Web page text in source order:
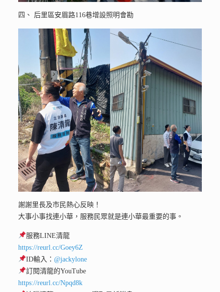
四、 后里區安眉路116巷增設照明會勘
謝謝里長及市民熱心反映！
大事小事找連小華，服務民眾就是連小華最重要的事。
服務LINE清龍
https://reurl.cc/Goey6Z
ID輸入：@jackylone
訂閱清龍的YouTube
https://reurl.cc/Npqd8k